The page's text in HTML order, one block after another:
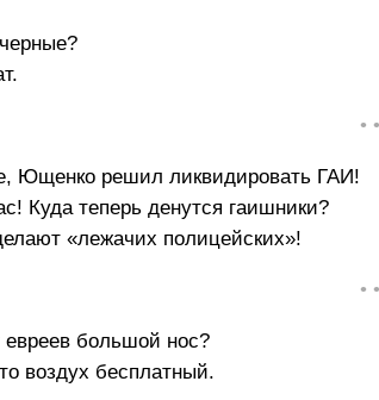
•
Ющенко решил ликвидировать ГАИ!
Куда теперь денутся гаишники?
«лежачих полицейских»!
•
большой нос?
воздух бесплатный.